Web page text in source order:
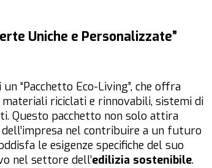
Uniche e Personalizzate”
“Pacchetto Eco-Living”, che offra
riciclati e rinnovabili, sistemi di
Questo pacchetto non solo attira
nel contribuire a un futuro
le esigenze specifiche del suo
nel settore dell’edilizia sostenibile.